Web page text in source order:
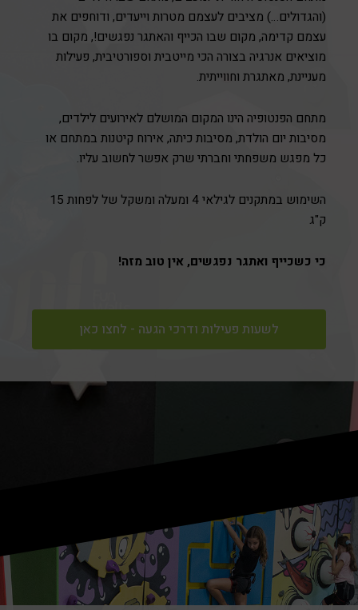
(והגדולים…) מציבים לעצמם מטרות וייעדים, ודוחפים את
עצמם קדימה, מקום שבו הכייף והאתגר נפגשים!, מקום בו
מוציאים אנרגיה בצורה הכי מייטבית וספורטיבית, פעילות
מעניינת, מאתגרת וחווייתית.
מתחם הפנטופיה הינו המקום המושלם לאירועים לילדים,
מסיבות יום הולדת, מסיבות כיתה, אירוח קיטנות במתחם או
כל מפגש משפחתי וחברתי שרק אפשר לחשוב עליו.
השימוש במתקנים לגילאי 4 ומעלה ומשקל של לפחות 15
ק"ג
כי כשכייף ואתגר נפגשים, אין טוב מזה!
לשעות פעילות ודרכי הגעה - לחצו כאן